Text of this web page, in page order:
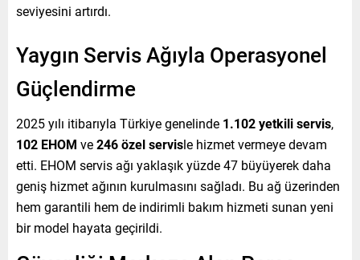
seviyesini artırdı.
Yaygın Servis Ağıyla Operasyonel
Güçlendirme
2025 yılı itibarıyla Türkiye genelinde 1.102 yetkili servis,
102 EHOM ve246 özel servisle hizmet vermeye devam
etti. EHOM servis ağı yaklaşık yüzde 47 büyüyerek daha
geniş hizmet ağının kurulmasını sağladı. Bu ağ üzerinden
hem garantili hem de indirimli bakım hizmeti sunan yeni
bir model hayata geçirildi.